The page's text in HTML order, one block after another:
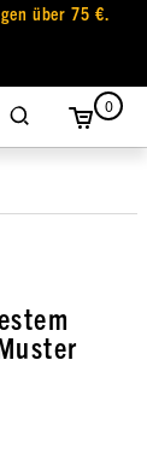
über 75 €.
0